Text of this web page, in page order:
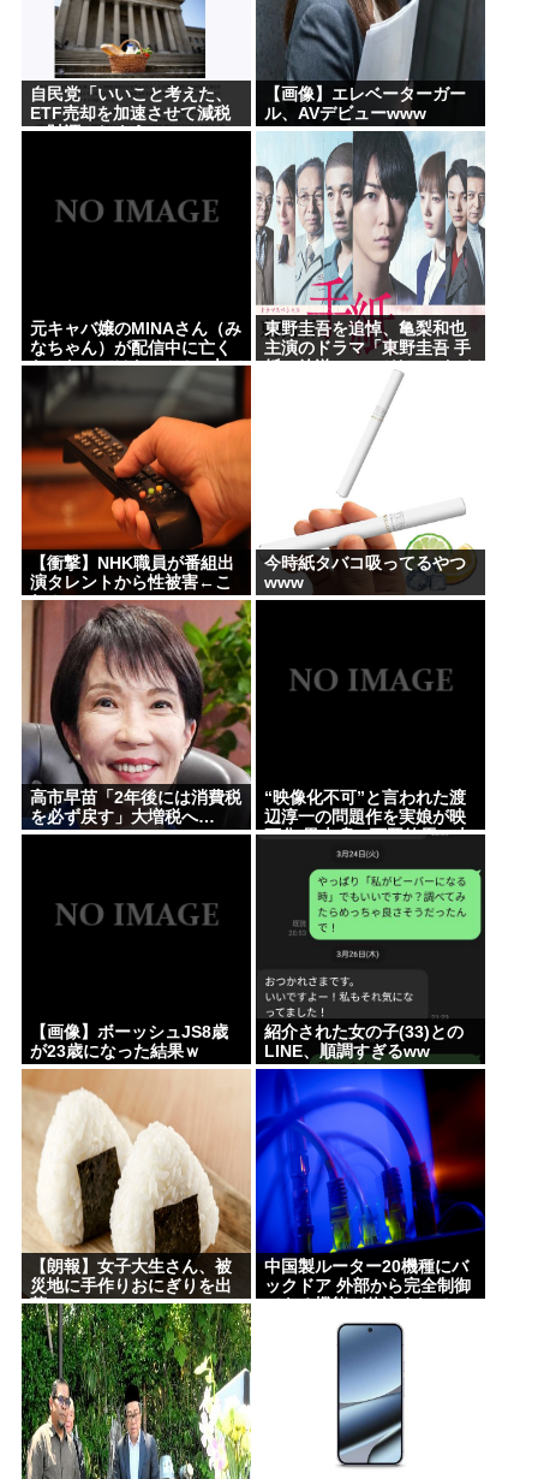
自民党「いいこと考えた、
ETF売却を加速させて減税
の財源にしよう」
【画像】エレベーターガー
ル、AVデビューwww
元キャバ嬢のMINAさん（み
なちゃん）が配信中に亡く
なったのではないかとX上で
話題に（※動画あり）
東野圭吾を追悼、亀梨和也
主演のドラマ「東野圭吾 手
紙」放送 TVerでリアルタイ
ム配信、見逃し配信も
【衝撃】NHK職員が番組出
演タレントから性被害←こ
れ！
今時紙タバコ吸ってるやつ
www
高市早苗「2年後には消費税
を必ず戻す」大増税へ…
“映像化不可”と言われた渡
辺淳一の問題作を実娘が映
画化 黒木瞳、西岡徳馬、吉
田羊が出演
【画像】ボーッシュJS8歳
が23歳になった結果ｗ
紹介された女の子(33)との
LINE、順調すぎるww
【朗報】女子大生さん、被
災地に手作りおにぎりを出
荷
中国製ルーター20機種にバ
ックドア 外部から完全制御
できる機能が仕込まれてい